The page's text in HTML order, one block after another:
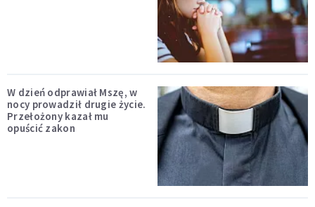
W dzień odprawiał Mszę, w
nocy prowadził drugie życie.
Przełożony kazał mu
opuścić zakon